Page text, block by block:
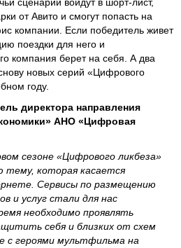
сценарии войдут в шорт-лист,
от Авито и смогут попасть на
компании. Если победитель живет
поездки для него и
компания берет на себя. А два
новых серий «Цифрового
году.
директора направления
АНО «Цифровая
сезоне «Цифрового ликбеза»
тему, которая касается
Сервисы по размещению
и услуг стали для нас
необходимо проявлять
себя и близких от схем
с героями мультфильма на